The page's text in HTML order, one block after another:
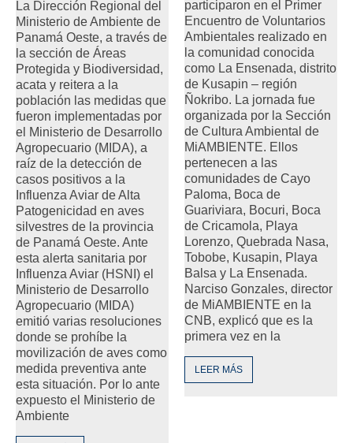
La Dirección Regional del
Ministerio de Ambiente de
Panamá Oeste, a través de
la sección de Áreas
Protegida y Biodiversidad,
acata y reitera a la
población las medidas que
fueron implementadas por
el Ministerio de Desarrollo
Agropecuario (MIDA), a
raíz de la detección de
casos positivos a la
Influenza Aviar de Alta
Patogenicidad en aves
silvestres de la provincia
de Panamá Oeste. Ante
esta alerta sanitaria por
Influenza Aviar (HSNI) el
Ministerio de Desarrollo
Agropecuario (MIDA)
emitió varias resoluciones
donde se prohíbe la
movilización de aves como
medida preventiva ante
esta situación. Por lo ante
expuesto el Ministerio de
Ambiente
participaron en el Primer
Encuentro de Voluntarios
Ambientales realizado en
la comunidad conocida
como La Ensenada, distrito
de Kusapin – región
Ñokribo. La jornada fue
organizada por la Sección
de Cultura Ambiental de
MiAMBIENTE. Ellos
pertenecen a las
comunidades de Cayo
Paloma, Boca de
Guariviara, Bocuri, Boca
de Cricamola, Playa
Lorenzo, Quebrada Nasa,
Tobobe, Kusapin, Playa
Balsa y La Ensenada.
Narciso Gonzales, director
de MiAMBIENTE en la
CNB, explicó que es la
primera vez en la
LEER MÁS